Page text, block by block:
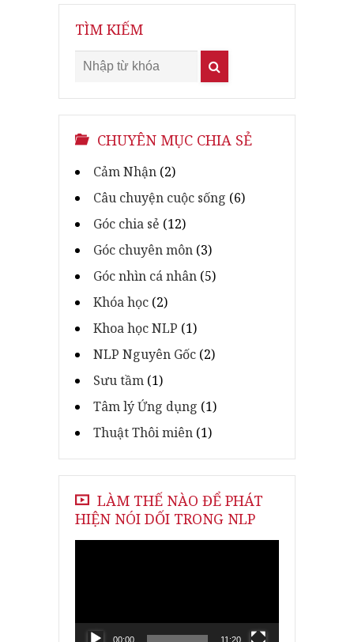
TÌM KIẾM
CHUYÊN MỤC CHIA SẺ
Cảm Nhận (2)
Câu chuyện cuộc sống (6)
Góc chia sẻ (12)
Góc chuyên môn (3)
Góc nhìn cá nhân (5)
Khóa học (2)
Khoa học NLP (1)
NLP Nguyên Gốc (2)
Sưu tầm (1)
Tâm lý Ứng dụng (1)
Thuật Thôi miên (1)
LÀM THẾ NÀO ĐỂ PHÁT
HIỆN NÓI DỐI TRONG NLP
00:00 11:20